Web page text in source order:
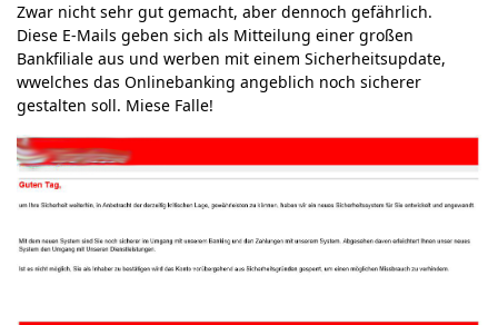
Zwar nicht sehr gut gemacht, aber dennoch gefährlich.
Diese E-Mails geben sich als Mitteilung einer großen
Bankfiliale aus und werben mit einem Sicherheitsupdate,
wwelches das Onlinebanking angeblich noch sicherer
gestalten soll. Miese Falle!